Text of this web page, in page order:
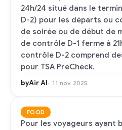
24h/24 situé dans le
D-2) pour les départs ou
de soirée ou de début de
de contrôle D-1 ferme à
contrôle D-2 comprend
pour TSA PreCheck.
byAir AI 11 nov. 2025
FOOD
Pour les voyageurs ayant